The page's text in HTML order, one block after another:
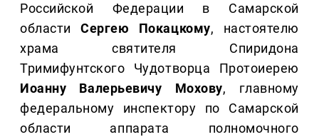
Российской Федерации в Самарской
областиСергею Покацкому, настоятелю
храма святителя Спиридона
Тримифунтского Чудотворца Протоиерею
Иоанну Валерьевичу Мохову, главному
федеральному инспектору по Самарской
области аппарата полномочного